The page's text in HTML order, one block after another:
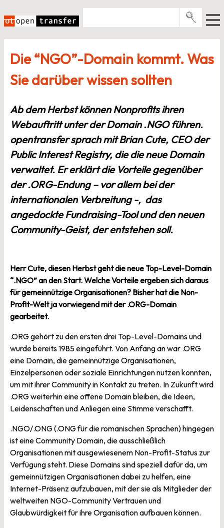
Inhalt
springen
Events
E-Books
News
Newsletter
Die “NGO”-Domain kommt. Was
Sie darüber wissen sollten
Ab dem Herbst können Nonprofits ihren
Webauftritt unter der Domain .NGO führen.
opentransfer sprach mit Brian Cute, CEO der
Public Interest Registry, die die neue Domain
verwaltet. Er erklärt die Vorteile gegenüber
der .ORG-Endung – vor allem bei der
internationalen Verbreitung -, das
angedockte Fundraising-Tool und den neuen
Community-Geist, der entstehen soll.
Herr Cute, diesen Herbst geht die neue Top-Level-Domain
“.NGO” an den Start. Welche Vorteile ergeben sich daraus
für gemeinnützige Organisationen? Bisher hat die Non-
Profit-Welt ja vorwiegend mit der .ORG-Domain
gearbeitet.
.ORG gehört zu den ersten drei Top-Level-Domains und
wurde bereits 1985 eingeführt. Von Anfang an war .ORG
eine Domain, die gemeinnützige Organisationen,
Einzelpersonen oder soziale Einrichtungen nutzen konnten,
um mit ihrer Community in Kontakt zu treten. In Zukunft wird
.ORG weiterhin eine offene Domain bleiben, die Ideen,
Leidenschaften und Anliegen eine Stimme verschafft.
.NGO/.ONG (.ONG für die romanischen Sprachen) hingegen
ist eine Community Domain, die ausschließlich
Organisationen mit ausgewiesenem Non-Profit-Status zur
Verfügung steht. Diese Domains sind speziell dafür da, um
gemeinnützigen Organisationen dabei zu helfen, eine
Internet-Präsenz aufzubauen, mit der sie als Mitglieder der
weltweiten NGO-Community Vertrauen und
Glaubwürdigkeit für ihre Organisation aufbauen können.